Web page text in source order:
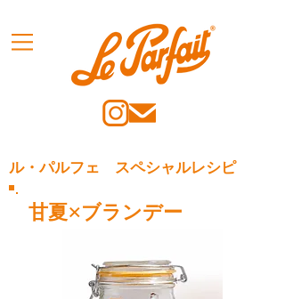
ル・パルフェ スペシャルレシピ
甘夏×ブランデー